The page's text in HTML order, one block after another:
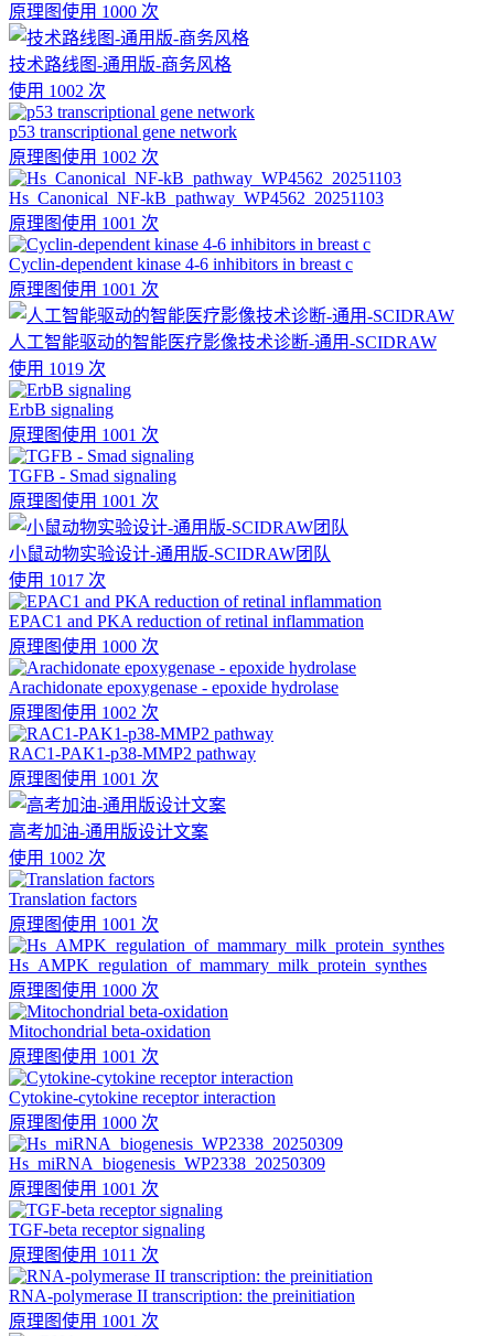
原理图使用 1000 次
技术路线图-通用版-商务风格
使用 1002 次
p53 transcriptional gene network
原理图使用 1002 次
Hs_Canonical_NF-kB_pathway_WP4562_20251103
原理图使用 1001 次
Cyclin-dependent kinase 4-6 inhibitors in breast c
原理图使用 1001 次
人工智能驱动的智能医疗影像技术诊断-通用-SCIDRAW
使用 1019 次
ErbB signaling
原理图使用 1001 次
TGFB - Smad signaling
原理图使用 1001 次
小鼠动物实验设计-通用版-SCIDRAW团队
使用 1017 次
EPAC1 and PKA reduction of retinal inflammation
原理图使用 1000 次
Arachidonate epoxygenase - epoxide hydrolase
原理图使用 1002 次
RAC1-PAK1-p38-MMP2 pathway
原理图使用 1001 次
高考加油-通用版设计文案
使用 1002 次
Translation factors
原理图使用 1001 次
Hs_AMPK_regulation_of_mammary_milk_protein_synthes
原理图使用 1000 次
Mitochondrial beta-oxidation
原理图使用 1001 次
Cytokine-cytokine receptor interaction
原理图使用 1000 次
Hs_miRNA_biogenesis_WP2338_20250309
原理图使用 1001 次
TGF-beta receptor signaling
原理图使用 1011 次
RNA-polymerase II transcription: the preinitiation
原理图使用 1001 次